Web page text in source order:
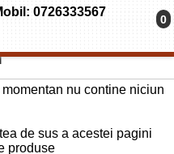
0726333567
0
nu contine niciun
de sus a acestei pagini
produse